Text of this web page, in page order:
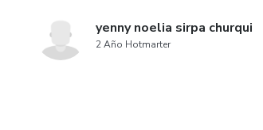
yenny noelia sirpa churqui
2 Año Hotmarter